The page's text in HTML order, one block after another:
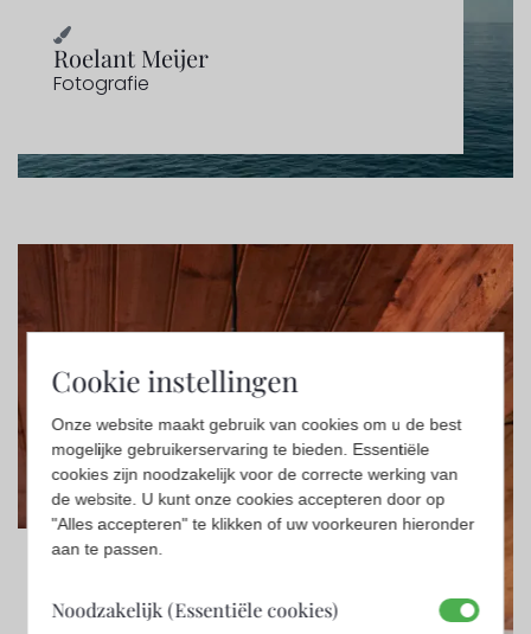
Roelant Meijer
Fotografie
Björn Ekblom
Design,Overige
Cookie instellingen
Onze website maakt gebruik van cookies om u de best
mogelijke gebruikerservaring te bieden. Essentiële
cookies zijn noodzakelijk voor de correcte werking van
de website. U kunt onze cookies accepteren door op
"Alles accepteren" te klikken of uw voorkeuren hieronder
aan te passen.
Noodzakelijk (Essentiële cookies)